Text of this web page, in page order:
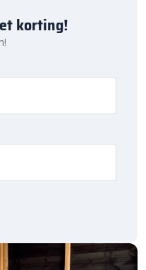
van de beste prijs in
en snelle levering kun je
korting!